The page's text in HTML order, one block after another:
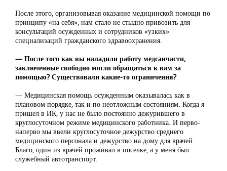
После этого, организовывая оказание медицинской помощи по
принципу «на себя», нам стало не стыдно привозить для
консультаций осужденных и сотрудников «узких»
специализаций гражданского здравоохранения.
— После того как вы наладили работу медсанчасти,
заключенные свободно могли обращаться к вам за
помощью? Существовали какие-то ограничения?
— Медицинская помощь осужденным оказывалась как в
плановом порядке, так и по неотложным состояниям. Когда я
пришел в ИК, у нас не было постоянно дежурившего в
круглосуточном режиме медицинского работника. И перво-
наперво мы ввели круглосуточное дежурство среднего
медицинского персонала и дежурство на дому для врачей.
Благо, один из врачей проживал в поселке, а у меня был
служебный автотранспорт.